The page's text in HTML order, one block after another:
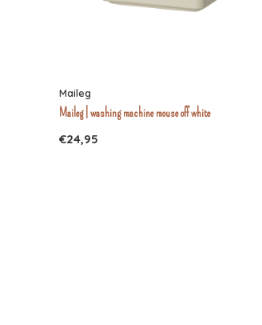
Maileg
Maileg | washing machine mouse off white
€24,95